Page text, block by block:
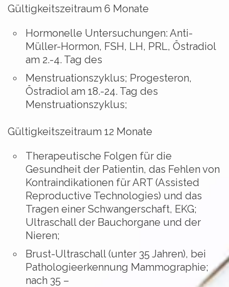
Gültigkeitszeitraum 6 Monate
Hormonelle Untersuchungen: Anti-
Müller-Hormon, FSH, LH, PRL, Östradiol
am 2.-4. Tag des
Menstruationszyklus; Progesteron,
Östradiol am 18.-24. Tag des
Menstruationszyklus;
Gültigkeitszeitraum 12 Monate
Therapeutische Folgen für die
Gesundheit der Patientin, das Fehlen von
Kontraindikationen für ART (Assisted
Reproductive Technologies) und das
Tragen einer Schwangerschaft, EKG;
Ultraschall der Bauchorgane und der
Nieren;
Brust-Ultraschall (unter 35 Jahren), bei
Pathologieerkennung Mammographie;
nach 35 –